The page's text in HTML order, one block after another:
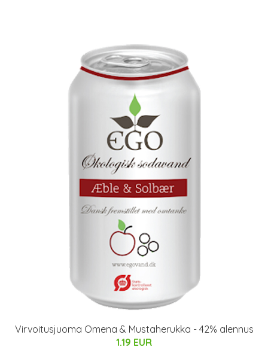
Virvoitusjuoma Omena & Mustaherukka - 42% alennus
1.19 EUR